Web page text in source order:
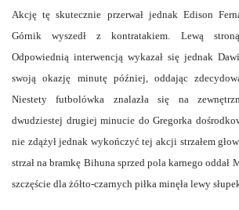
Akcję tę skutecznie przerwał jednak Edison
Górnik wyszedł z kontratakiem. Lewą
Odpowiednią interwencją wykazał się jednak
swoją okazję minutę później, oddając
Niestety futbolówka znalazła się na
dwudziestej drugiej minucie do Gregorka
nie zdążył jednak wykończyć tej akcji strzałem
strzał na bramkę Bihuna sprzed pola karnego oddał
szczęście dla żółto-czarnych piłka minęła lewy